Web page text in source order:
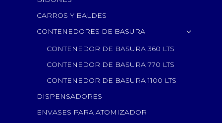
CARROS Y BALDES
CONTENEDORES DE BASURA
CONTENEDOR DE BASURA 360 LTS
CONTENEDOR DE BASURA 770 LTS
CONTENEDOR DE BASURA 1100 LTS
DISPENSADORES
ENVASES PARA ATOMIZADOR